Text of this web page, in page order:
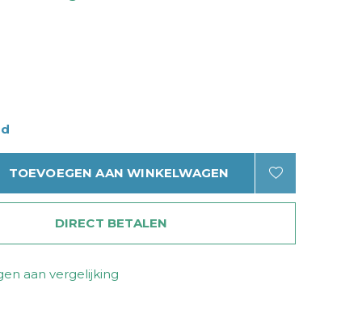
TOEVOEGEN AAN WINKELWAGEN
DIRECT BETALEN
aan vergelijking